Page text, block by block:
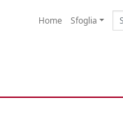
Home Sfoglia